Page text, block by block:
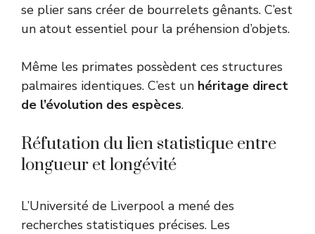
se plier sans créer de bourrelets gênants. C’est
un atout essentiel pour la préhension d’objets.
Même les primates possèdent ces structures
palmaires identiques. C’est un héritage direct
de l’évolution des espèces.
Réfutation du lien statistique entre
longueur et longévité
L’Université de Liverpool a mené des
recherches statistiques précises. Les